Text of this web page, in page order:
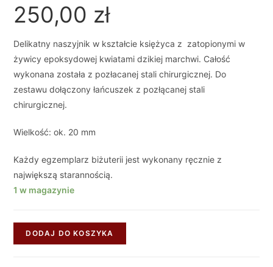
250,00 zł
Delikatny naszyjnik w kształcie księżyca z zatopionymi w
żywicy epoksydowej kwiatami dzikiej marchwi. Całość
wykonana została z pozłacanej stali chirurgicznej. Do
zestawu dołączony łańcuszek z pozłącanej stali
chirurgicznej.
Wielkość: ok. 20 mm
Każdy egzemplarz biżuterii jest wykonany ręcznie z
największą starannością.
1 w magazynie
DODAJ DO KOSZYKA